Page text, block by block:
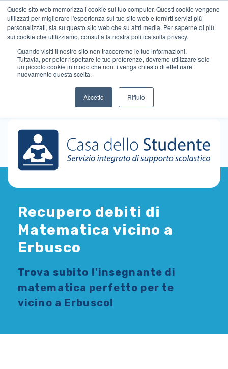
Questo sito web memorizza i cookie sul tuo computer. Questi cookie vengono
utilizzati per migliorare l'esperienza sul tuo sito web e fornirti servizi più
personalizzati, sia su questo sito web che su altri media. Per saperne di più
sui cookie che utilizziamo, consulta la nostra politica sulla privacy.
Quando visiti il ​​nostro sito non tracceremo le tue informazioni.
Tuttavia, per poter rispettare le tue preferenze, dovremo utilizzare solo
un piccolo cookie in modo che non ti venga chiesto di effettuare
nuovamente questa scelta.
Accetto Rifiuto
Recupero debiti di
Matematica vicino a
Erbusco
Trova subito l'insegnante di
matematica perfetto per te
vicino a Erbusco!